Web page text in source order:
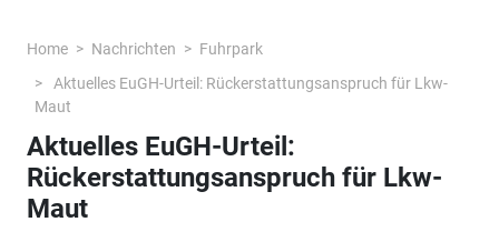
Home Nachrichten
Fuhrpark
Aktuelles EuGH-Urteil: Rückerstattungsanspruch für Lkw-
Maut
Aktuelles EuGH-Urteil:
Rückerstattungsanspruch für Lkw-
Maut